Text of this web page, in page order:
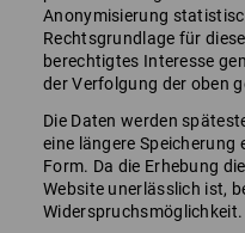
Anonymisierung
Rechtsgrundlage für
berechtigtes Interesse
der Verfolgung der oben
Die Daten werden
eine längere
Form. Da die Erhebung
Website unerlässlich ist,
Widerspruchsmöglichkeit.